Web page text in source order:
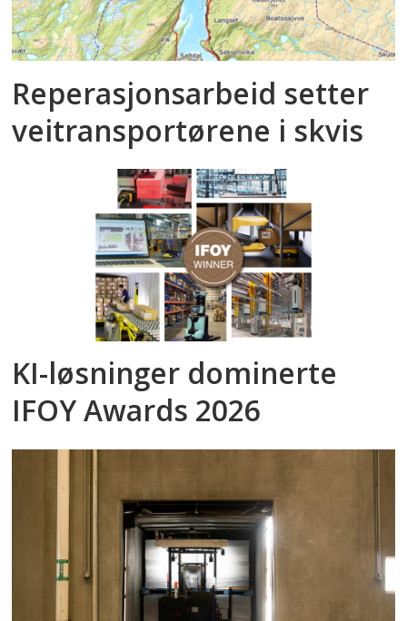
Reperasjonsarbeid setter
veitransportørene i skvis
KI-løsninger dominerte
IFOY Awards 2026